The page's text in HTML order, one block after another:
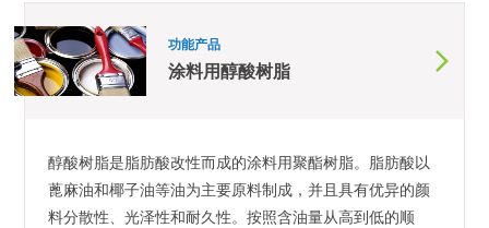
功能产品
涂料用醇酸树脂
醇酸树脂是脂肪酸改性而成的涂料用聚酯树脂。脂肪酸以
蓖麻油和椰子油等油为主要原料制成，并且具有优异的颜
料分散性、光泽性和耐久性。按照含油量从高到低的顺